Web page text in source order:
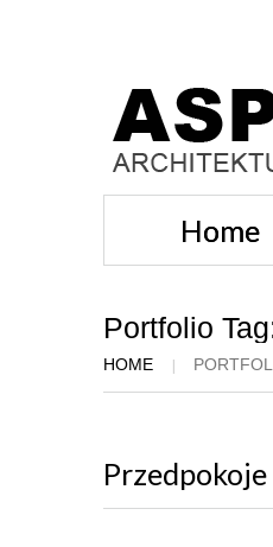
Home
Portfolio
HOME